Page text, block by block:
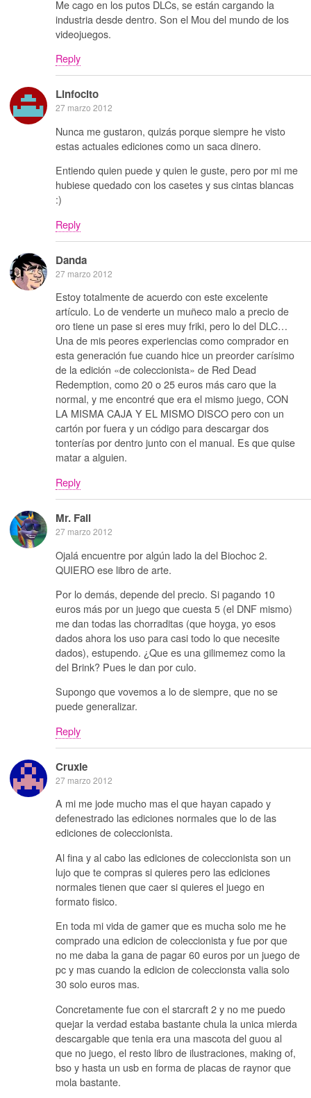
Me cago en los putos DLCs, se están cargando la
industria desde dentro. Son el Mou del mundo de los
videojuegos.
Reply
Linfocito
27 marzo 2012
Nunca me gustaron, quizás porque siempre he visto
estas actuales ediciones como un saca dinero.
Entiendo quien puede y quien le guste, pero por mi me
hubiese quedado con los casetes y sus cintas blancas
:)
Reply
Danda
27 marzo 2012
Estoy totalmente de acuerdo con este excelente
artículo. Lo de venderte un muñeco malo a precio de
oro tiene un pase si eres muy friki, pero lo del DLC…
Una de mis peores experiencias como comprador en
esta generación fue cuando hice un preorder carísimo
de la edición «de coleccionista» de Red Dead
Redemption, como 20 o 25 euros más caro que la
normal, y me encontré que era el mismo juego, CON
LA MISMA CAJA Y EL MISMO DISCO pero con un
cartón por fuera y un código para descargar dos
tonterías por dentro junto con el manual. Es que quise
matar a alguien.
Reply
Mr. Fail
27 marzo 2012
Ojalá encuentre por algún lado la del Biochoc 2.
QUIERO ese libro de arte.
Por lo demás, depende del precio. Si pagando 10
euros más por un juego que cuesta 5 (el DNF mismo)
me dan todas las chorraditas (que hoyga, yo esos
dados ahora los uso para casi todo lo que necesite
dados), estupendo. ¿Que es una gilimemez como la
del Brink? Pues le dan por culo.
Supongo que vovemos a lo de siempre, que no se
puede generalizar.
Reply
Cruxie
27 marzo 2012
A mi me jode mucho mas el que hayan capado y
defenestrado las ediciones normales que lo de las
ediciones de coleccionista.
Al fina y al cabo las ediciones de coleccionista son un
lujo que te compras si quieres pero las ediciones
normales tienen que caer si quieres el juego en
formato fisico.
En toda mi vida de gamer que es mucha solo me he
comprado una edicion de coleccionista y fue por que
no me daba la gana de pagar 60 euros por un juego de
pc y mas cuando la edicion de coleccionsta valia solo
30 solo euros mas.
Concretamente fue con el starcraft 2 y no me puedo
quejar la verdad estaba bastante chula la unica mierda
descargable que tenia era una mascota del guou al
que no juego, el resto libro de ilustraciones, making of,
bso y hasta un usb en forma de placas de raynor que
mola bastante.